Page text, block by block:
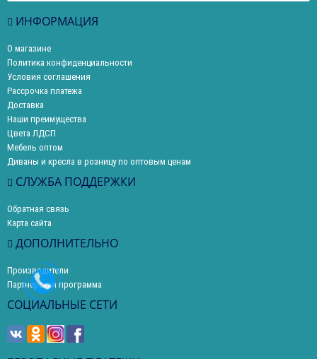
ИНФОРМАЦИЯ
О магазине
Политика конфиденциальности
Условия соглашения
Рассрочка платежа
Доставка
Наши преимущества
Цвета ЛДСП
Мебель оптом
Диваны и кресла в розницу по оптовым ценам
СЛУЖБА ПОДДЕРЖКИ
Обратная связь
Карта сайта
ДОПОЛНИТЕЛЬНО
Производители
Партнерская программа
СОЦИАЛЬНЫЕ СЕТИ